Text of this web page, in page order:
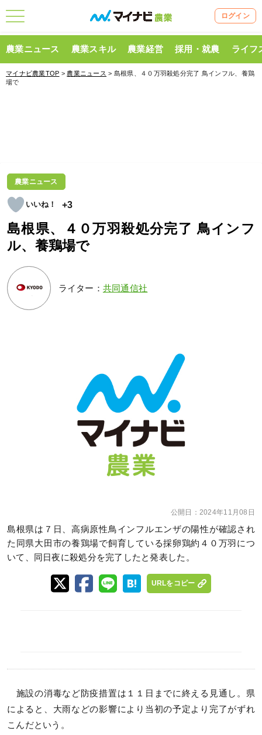
ログイン
農業ニュース 農業スキル 農業経営 採用・就農 ライフ
マイナビ農業TOP > 農業ニュース > 島根県、４０万羽殺処分完了 鳥インフル、養鶏
場で
農業ニュース
+3
島根県、４０万羽殺処分完了 鳥インフ
ル、養鶏場で
ライター： 共同通信社
公開日： 2024年11月08日
島根県は７日、高病原性鳥インフルエンザの陽性が確認され
た同県大田市の養鶏場で飼育している採卵鶏約４０万羽につ
いて、同日夜に殺処分を完了したと発表した。
URLをコピー
施設の消毒など防疫措置は１１日までに終える見通し。県
によると、大雨などの影響により当初の予定より完了がずれ
こんだという。